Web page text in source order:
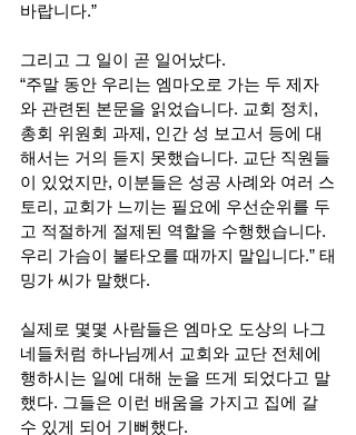
바랍니다.”
그리고 그 일이 곧 일어났다.
“주말 동안 우리는 엠마오로 가는 두 제자
와 관련된 본문을 읽었습니다. 교회 정치,
총회 위원회 과제, 인간 성 보고서 등에 대
해서는 거의 듣지 못했습니다. 교단 직원들
이 있었지만, 이분들은 성공 사례와 여러 스
토리, 교회가 느끼는 필요에 우선순위를 두
고 적절하게 절제된 역할을 수행했습니다.
우리 가슴이 불타오를 때까지 말입니다.” 태
밍가 씨가 말했다.
실제로 몇몇 사람들은 엠마오 도상의 나그
네들처럼 하나님께서 교회와 교단 전체에
행하시는 일에 대해 눈을 뜨게 되었다고 말
했다. 그들은 이런 배움을 가지고 집에 갈
수 있게 되어 기뻐했다.